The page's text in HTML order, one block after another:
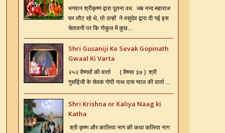
भगवान श्रीकृष्ण द्वारा पूतना वध जब नन्द महाराज
घर लौट रहे थे, तो उन्हों ने वसुदेव द्वारा दी गई इस
चेतावनी पर कि गोकुल में कुछ...
Shri Gusaniji Ke Sevak Gopinath
Gwaal Ki Varta
२५२ वैष्णवों की वार्ता ( वैष्णव ३७ ) श्री
गुसाँईजी के सेवक गोपी नाथ दास ग्वाल की वार्ता ...
Shri Krishna or Kaliya Naag ki
Katha
श्री कृष्ण और कालिया नाग की कथा कलिया नाग